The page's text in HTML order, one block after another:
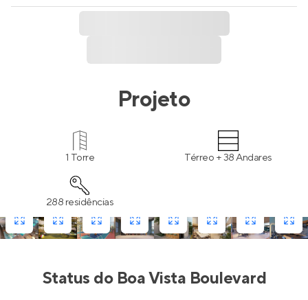
Projeto
1 Torre Térreo + 38 Andares
288 residências
Status do Boa Vista Boulevard